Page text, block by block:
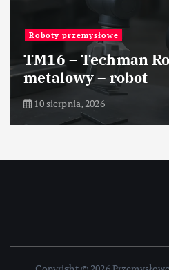
Roboty przemysłowe
TM16 – Techman
metalowy – robot
10 sierpnia, 2026